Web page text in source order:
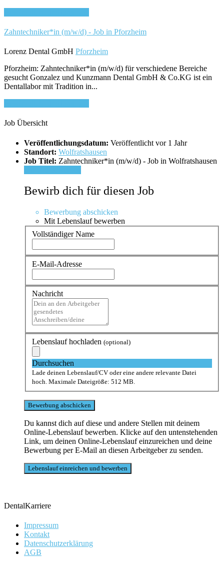
Zahntechniker*in (m/w/d) - Job in Pforzheim
Lorenz Dental GmbH Pforzheim
Pforzheim: Zahntechniker*in (m/w/d) für verschiedene Bereiche
gesucht Gonzalez und Kunzmann Dental GmbH & Co.KG ist ein
Dentallabor mit Tradition in...
Job Übersicht
Veröffentlichungsdatum: Veröffentlicht vor 1 Jahr
Standort: Wolfratshausen
Job Titel: Zahntechniker*in (m/w/d) - Job in Wolfratshausen
Bewirb dich für diesen Job
Bewerbung abschicken
Mit Lebenslauf bewerben
Vollständiger Name
E-Mail-Adresse
Nachricht
Lebenslauf hochladen (optional)
Durchsuchen
Lade deinen Lebenslauf/CV oder eine andere relevante Datei
hoch. Maximale Dateigröße: 512 MB.
Du kannst dich auf diese und andere Stellen mit deinem
Online-Lebenslauf bewerben. Klicke auf den untenstehenden
Link, um deinen Online-Lebenslauf einzureichen und deine
Bewerbung per E-Mail an diesen Arbeitgeber zu senden.
DentalKarriere
Impressum
Kontakt
Datenschutzerklärung
AGB